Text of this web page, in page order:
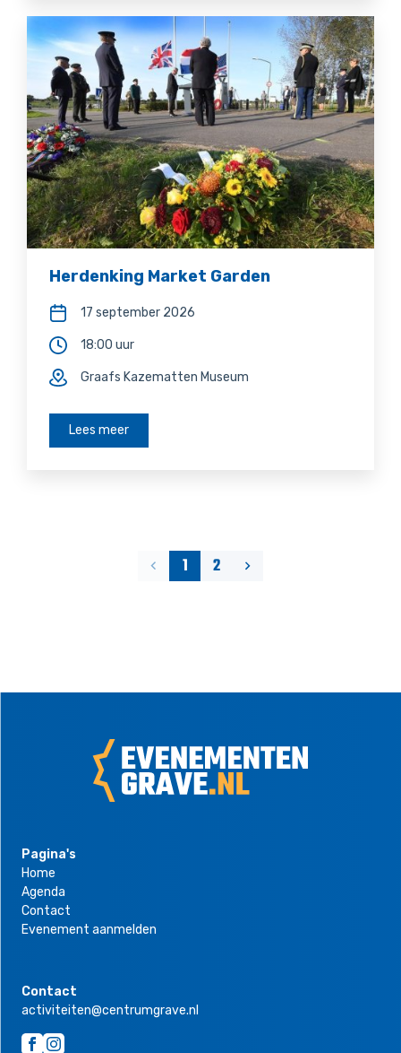
Herdenking Market Garden
17 september 2026
18:00 uur
Graafs Kazematten Museum
Lees meer
1 2
Pagina's
Home
Agenda
Contact
Evenement aanmelden
Contact
activiteiten@centrumgrave.nl